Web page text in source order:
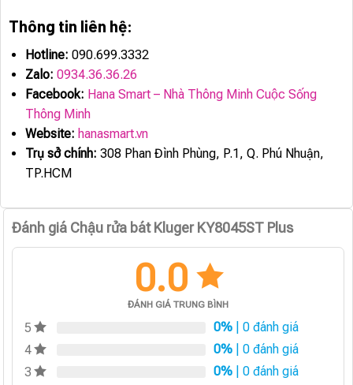
Thông tin liên hệ:
Hotline: 090.699.3332
Zalo: 0934.36.36.26
Facebook: Hana Smart – Nhà Thông Minh Cuộc Sống
Thông Minh
Website: hanasmart.vn
Trụ sở chính: 308 Phan Đình Phùng, P.1, Q. Phú Nhuận,
TP.HCM
Đánh giá Chậu rửa bát Kluger KY8045ST Plus
0.0
ĐÁNH GIÁ TRUNG BÌNH
5 0% | 0 đánh giá
4
0% | 0 đánh giá
3
0% | 0 đánh giá